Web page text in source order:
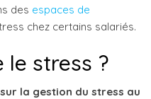
des espaces de
chez certains salariés.
le stress ?
la gestion du stress au